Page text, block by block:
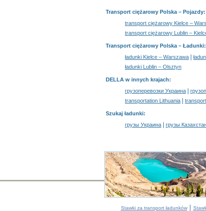
Transport ciężarowy Polska – Pojazdy:
transport ciężarowy Kielce –
transport ciężarowy Lublin –
Transport ciężarowy Polska – Ładunki:
ładunki Kielce – Warszawa
ładunki Lublin – Olsztyn
DELLA w innych krajach:
грузоперевозки Украина
transportation Lithuania
Szukaj ładunki:
грузы Украина
грузы
Stawki za transport ładunków|